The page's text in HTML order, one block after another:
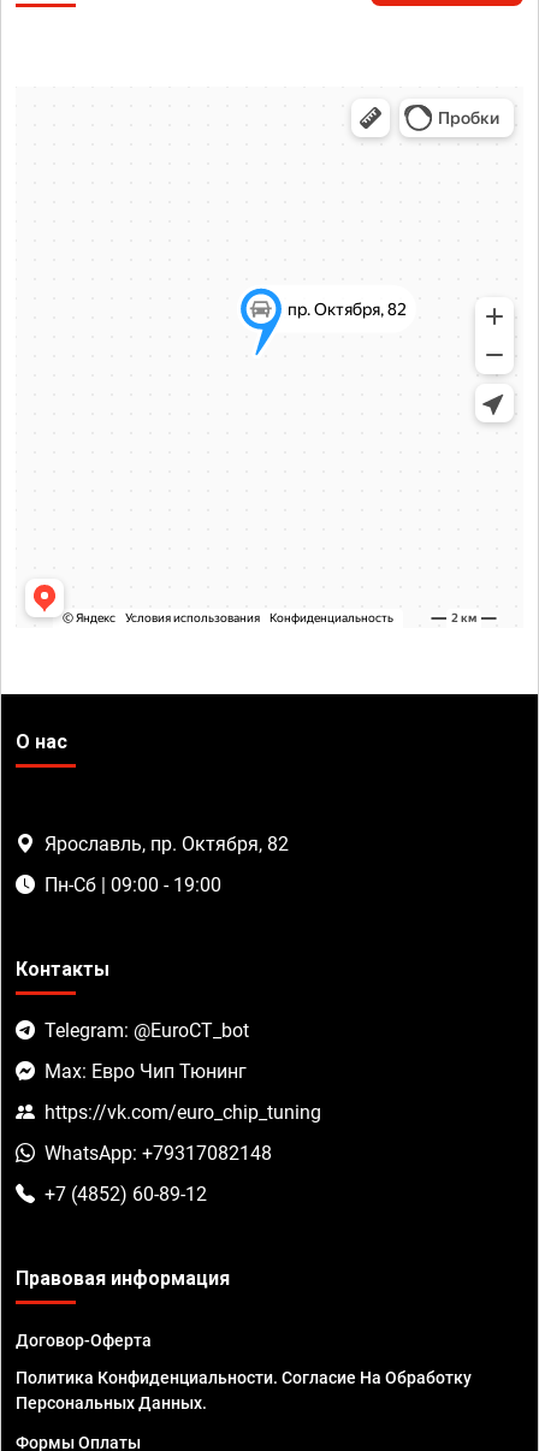
О нас
Ярославль, пр. Октября, 82
Пн-Сб | 09:00 - 19:00
Контакты
Telegram: @EuroCT_bot
Max: Евро Чип Тюнинг
https://vk.com/euro_chip_tuning
WhatsApp: +79317082148
+7 (4852) 60-89-12
Правовая информация
Договор-Оферта
Политика Конфиденциальности. Согласие На Обработку
Персональных Данных.
Формы Оплаты